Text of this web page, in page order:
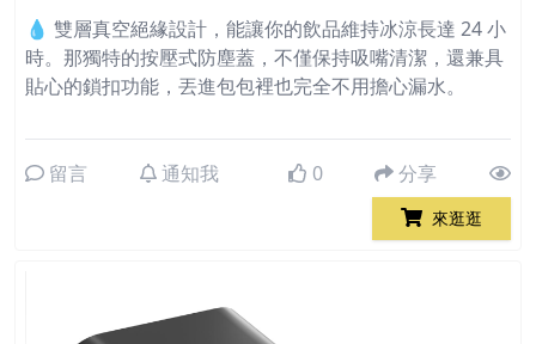
💧 雙層真空絕緣設計，能讓你的飲品維持冰涼長達 24 小
時。那獨特的按壓式防塵蓋，不僅保持吸嘴清潔，還兼具
貼心的鎖扣功能，丟進包包裡也完全不用擔心漏水。
留言 通知我 0 分享
來逛逛